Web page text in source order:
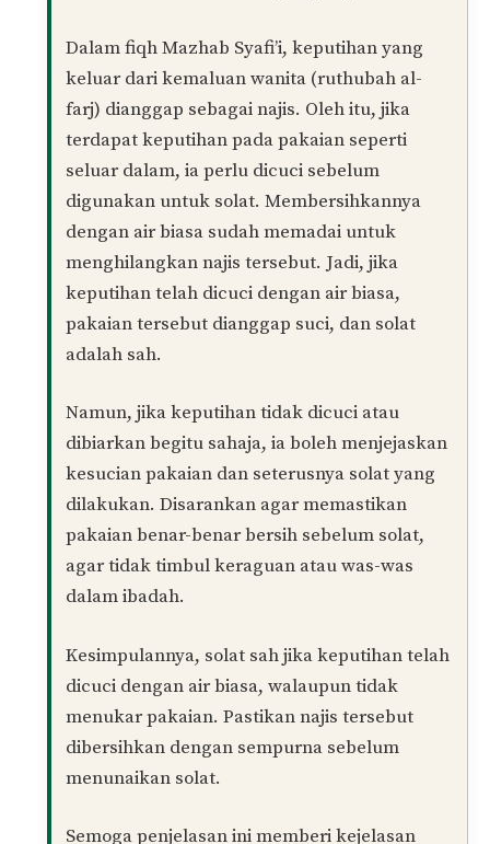
assalamualaikum sya nak tnya kalau ada
keputihan dekat seluar dalam tpi kita cuci guna
air biasa shaja..masih sah solat tak kalau tak
Balas
Muhamad Naim PENULIS
16/11/2024 at 7:16 AM
wabarakatuh,
Terima kasih atas soalan yang diajukan.
Dalam fiqh Mazhab Syafi’i, keputihan yang
keluar dari kemaluan wanita (ruthubah al-
farj) dianggap sebagai najis. Oleh itu, jika
seluar dalam, ia perlu dicuci sebelum
digunakan untuk solat. Membersihkannya
dengan air biasa sudah memadai untuk
menghilangkan najis tersebut. Jadi, jika
keputihan telah dicuci dengan air biasa,
adalah sah.